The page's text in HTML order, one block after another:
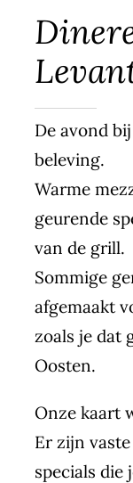
De avond
beleving.
Warme
geurende
van de grill.
Sommige
afgemaakt
zoals je dat
Oosten.
Onze kaart
Er zijn
specials die